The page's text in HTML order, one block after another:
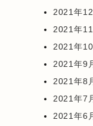
2021年12
2021年11
2021年10
2021年9
2021年8
2021年7
2021年6